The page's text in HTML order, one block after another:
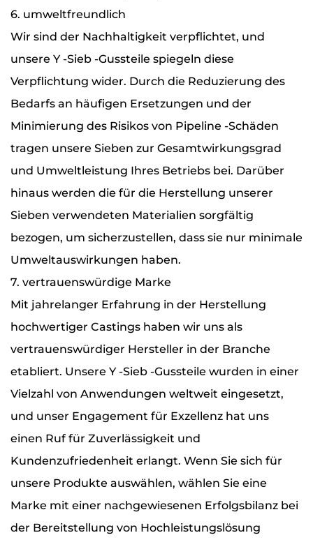
6. umweltfreundlich
Wir sind der Nachhaltigkeit verpflichtet, und
unsere Y -Sieb -Gussteile spiegeln diese
Verpflichtung wider. Durch die Reduzierung des
Bedarfs an häufigen Ersetzungen und der
Minimierung des Risikos von Pipeline -Schäden
tragen unsere Sieben zur Gesamtwirkungsgrad
und Umweltleistung Ihres Betriebs bei. Darüber
hinaus werden die für die Herstellung unserer
Sieben verwendeten Materialien sorgfältig
bezogen, um sicherzustellen, dass sie nur minimale
Umweltauswirkungen haben.
7. vertrauenswürdige Marke
Mit jahrelanger Erfahrung in der Herstellung
hochwertiger Castings haben wir uns als
vertrauenswürdiger Hersteller in der Branche
etabliert. Unsere Y -Sieb -Gussteile wurden in einer
Vielzahl von Anwendungen weltweit eingesetzt,
und unser Engagement für Exzellenz hat uns
einen Ruf für Zuverlässigkeit und
Kundenzufriedenheit erlangt. Wenn Sie sich für
unsere Produkte auswählen, wählen Sie eine
Marke mit einer nachgewiesenen Erfolgsbilanz bei
der Bereitstellung von Hochleistungslösung